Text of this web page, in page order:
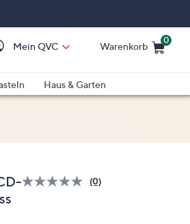
Mein QVC Warenkorb
0
Haus & Garten
Bisher
(0)